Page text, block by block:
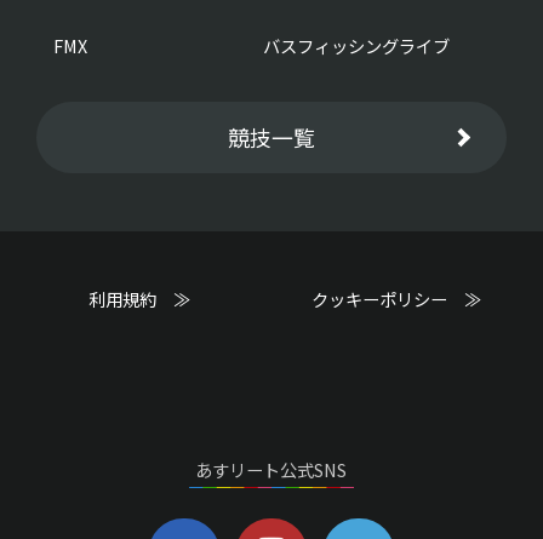
FMX バスフィッシングライブ
競技一覧
利用規約 ≫ クッキーポリシー ≫
あすリート公式SNS